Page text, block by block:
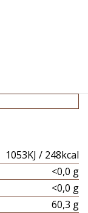
1053KJ / 248kcal
<0,0 g
<0,0 g
60,3 g